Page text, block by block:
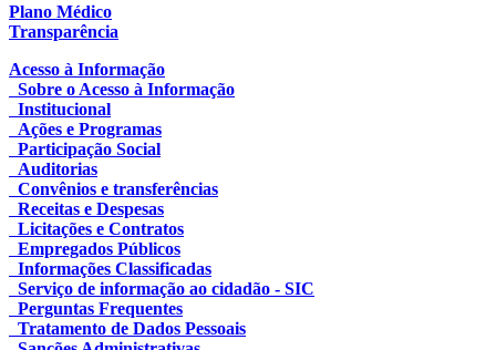
Plano Médico
Transparência
Acesso à Informação
Sobre o Acesso à Informação
Institucional
Ações e Programas
Participação Social
Auditorias
Convênios e transferências
Receitas e Despesas
Licitações e Contratos
Empregados Públicos
Informações Classificadas
Serviço de informação ao cidadão - SIC
Perguntas Frequentes
Tratamento de Dados Pessoais